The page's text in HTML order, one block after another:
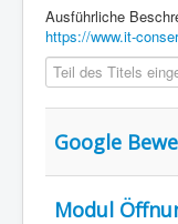
Ausführliche
https://www.it-
Teil des Titels
Google
Modul